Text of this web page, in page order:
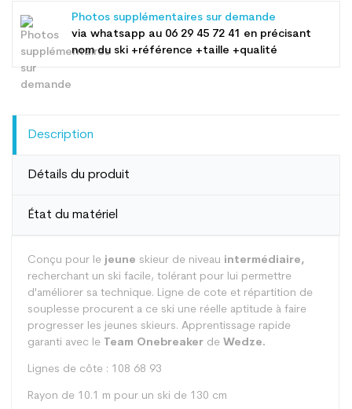
Photos supplémentaires sur demande
via whatsapp au 06 29 45 72 41 en précisant
nom du ski +référence +taille +qualité
Description
Détails du produit
État du matériel
Conçu pour le jeune skieur de niveau intermédiaire,
recherchant un ski facile, tolérant pour lui permettre
d'améliorer sa technique. Ligne de cote et répartition de
souplesse procurent a ce ski une réelle aptitude à faire
progresser les jeunes skieurs. Apprentissage rapide
garanti avec le Team Onebreaker de Wedze.
Lignes de côte : 108 68 93
Rayon de 10.1 m pour un ski de 130 cm